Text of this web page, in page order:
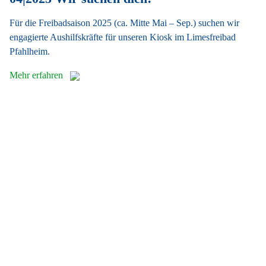
Für die Freibadsaison 2025 (ca. Mitte Mai – Sep.) suchen wir
engagierte Aushilfskräfte für unseren Kiosk im Limesfreibad
Pfahlheim.
Mehr erfahren